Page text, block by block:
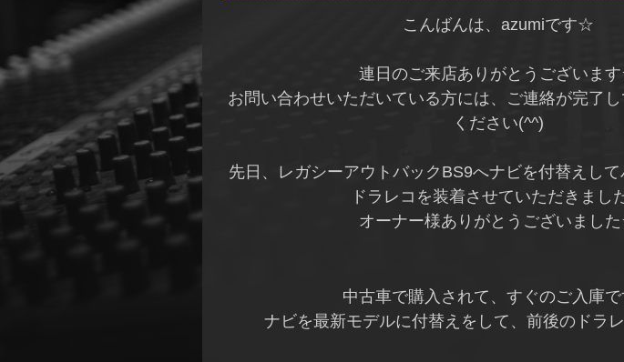
こんばんは、azumiです☆
連日のご来店ありがとうございま
お問い合わせいただいている方には、ご連絡が完了
ください(^^)
先日、レガシーアウトバックBS9へナビを付替えし
ドラレコを装着させていただきました
オーナー様ありがとうございまし
中古車で購入されて、すぐのご入庫で
ナビを最新モデルに付替えをして、前後のドラ